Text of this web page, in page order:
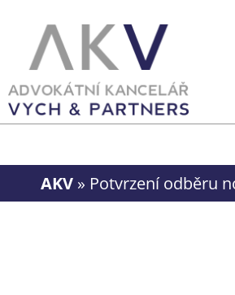
AKV » Potvrzení odběru